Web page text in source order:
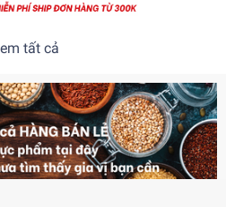
tất cả